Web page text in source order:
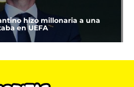
hizo millonaria a una
en UEFA